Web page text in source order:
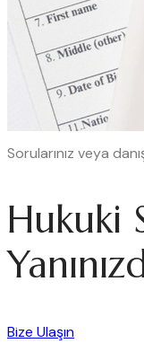
Sorularınız veya
Hukuki
Bize Ulaşın